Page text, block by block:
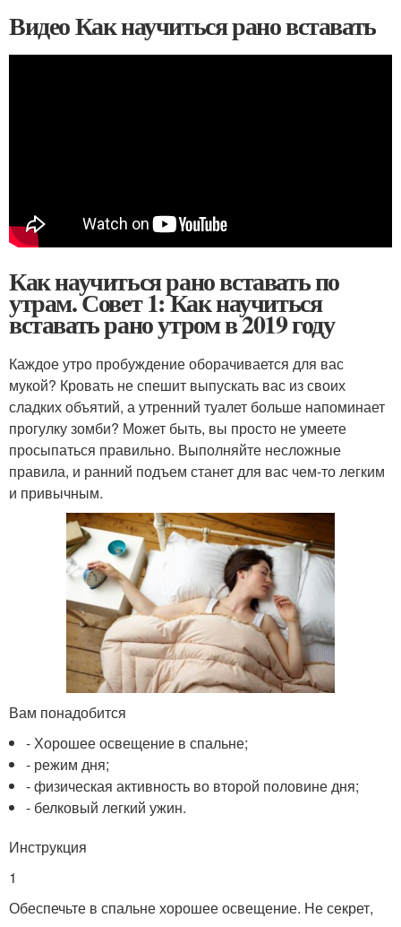
Видео Как научиться рано вставать
Как научиться рано вставать по
утрам. Совет 1: Как научиться
вставать рано утром в 2019 году
Каждое утро пробуждение оборачивается для вас
мукой? Кровать не спешит выпускать вас из своих
сладких объятий, а утренний туалет больше напоминает
прогулку зомби? Может быть, вы просто не умеете
просыпаться правильно. Выполняйте несложные
правила, и ранний подъем станет для вас чем-то легким
и привычным.
Вам понадобится
- Хорошее освещение в спальне;
- режим дня;
- физическая активность во второй половине дня;
- белковый легкий ужин.
Инструкция
1
Обеспечьте в спальне хорошее освещение. Не секрет,